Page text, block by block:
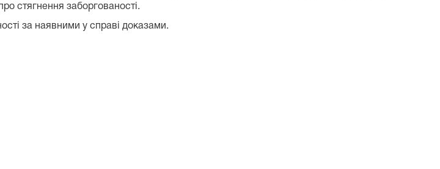
Леонідовича про стягнення заборгованості.
за наявними у справі доказами.